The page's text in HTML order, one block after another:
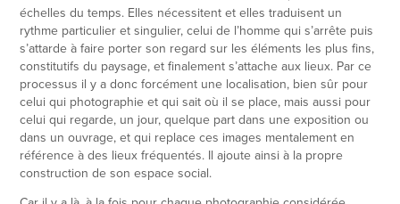
échelles du temps. Elles nécessitent et elles traduisent un
rythme particulier et singulier, celui de l’homme qui s’arrête puis
s’attarde à faire porter son regard sur les éléments les plus fins,
constitutifs du paysage, et finalement s’attache aux lieux. Par ce
processus il y a donc forcément une localisation, bien sûr pour
celui qui photographie et qui sait où il se place, mais aussi pour
celui qui regarde, un jour, quelque part dans une exposition ou
dans un ouvrage, et qui replace ces images mentalement en
référence à des lieux fréquentés. Il ajoute ainsi à la propre
construction de son espace social.